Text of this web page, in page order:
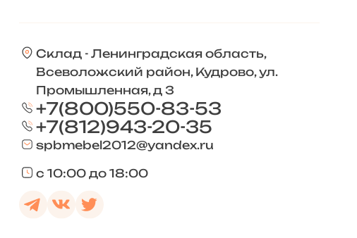
Склад - Ленинградская область,
Всеволожский район, Кудрово, ул.
Промышленная, д 3
+7(800)550-83-53
+7(812)943-20-35
spbmebel2012@yandex.ru
с 10:00 до 18:00